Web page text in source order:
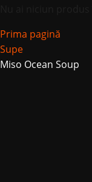
Prima pagină
Supe
Miso Ocean Soup